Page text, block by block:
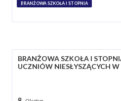
BRANŻOWA SZKOŁA I STOPNIA
BRANŻOWA SZKOŁA I
UCZNIÓW NIESŁYSZĄCYCH